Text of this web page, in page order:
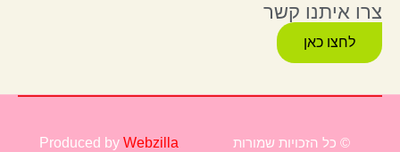
צרו איתנו קשר
לחצו כאן
© כל הזכויות שמורות Produced by Webzilla